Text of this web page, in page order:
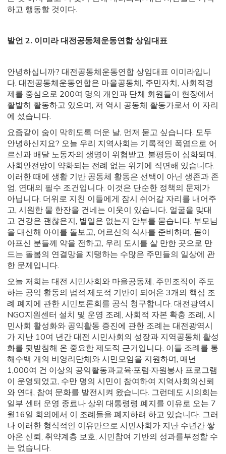
하고 행동할 것이다.
발언 2. 이미라 대전공동체운동연합 상임대표
안녕하십니까? 대전공동체운동연합 상임대표 이미라입니
다. 대전공동체운동연합은 마을공동체, 주민자치, 사회적경
제를 중심으로 200여 명의 개인과 단체 회원들이 현장에서
활발히 활동하고 있으며, 저 역시 공동체 활동가로서 이 자리
에 섰습니다.
요즘같이 숨이 막히도록 더운 날, 먼저 묻고 싶습니다. 모두
안녕하신지요? 오늘 우리 지역사회는 기록적인 폭염으로 어
르신과 배달 노동자의 생명이 위협받고, 불평등이 심화되며,
사회안전망이 약화되는 전례 없는 위기에 직면해 있습니다.
이러한 때에 생활 기반 공동체 활동은 선택이 아닌 생존과 존
엄, 연대의 필수 조건입니다. 이것은 단순한 정책의 문제가
아닙니다. 더위로 지친 이들에게 잠시 쉬어갈 자리를 내어주
고, 시원한 물 한잔을 건네는 이웃이 있습니다. 얼굴을 맞대
고 건강은 괜찮은지, 별일은 없는지 안부를 묻습니다. 부모님
을 대신해 아이를 돌보고, 어르신의 식사를 준비하며, 몸이
아프신 분들께 약을 전하고, 우리 도시를 살 만한 곳으로 만
드는 돌봄의 연결망을 지탱하는 수많은 주민들의 일상에 관
한 문제입니다.
오늘 저희는 대전 시민사회와 마을공동체, 주민조직이 주도
하는 공익 활동의 법적·제도적 기반이 되어온 3개의 핵심 조
례 폐지에 관한 시민토론회를 공식 청구합니다. 대전광역시
NGO지원센터 설치 및 운영 조례, 사회적 자본 확충 조례, 시
민사회 활성화와 공익활동 증진에 관한 조례는 대전광역시
가 지난 10여 년간 대전 시민사회의 성장과 지역공동체 활성
화를 뒷받침해 온 중요한 제도적 근거입니다. 이들 조례를 통
해수백 개의 비영리단체와 시민모임을 지원하며, 매년
1,000여 건 이상의 공익활동과교육·포럼·자원봉사 프로그램
이 운영되었고, 수만 명의 시민이 참여하여 지역사회의신뢰
와 연대, 참여 문화를 발전시켜 왔습니다. 그런데도 시의회는
일부 센터 운영 종료나 상위 대통령령 폐지를 이유로 오는 7
월16일 회의에서 이 조례들을 폐지하려 하고 있습니다. 그러
나 이러한 형식적인 이유만으로 시민사회가 지난 수년간 쌓
아온 신뢰, 취약계층 보호, 시민참여 기반의 성과를부정할 수
는 없습니다.